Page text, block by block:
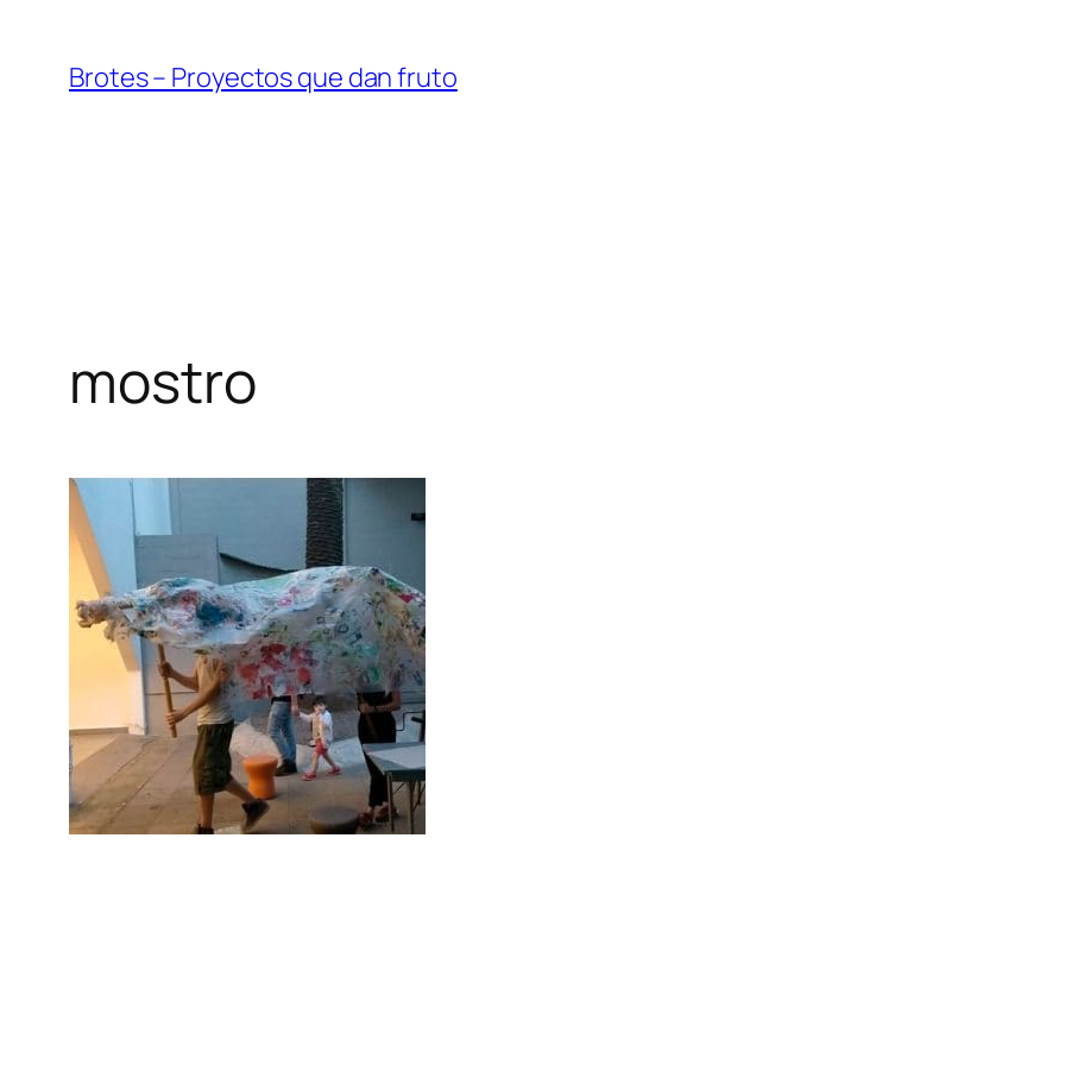
contenido
Brotes – Proyectos que dan fruto
mostro